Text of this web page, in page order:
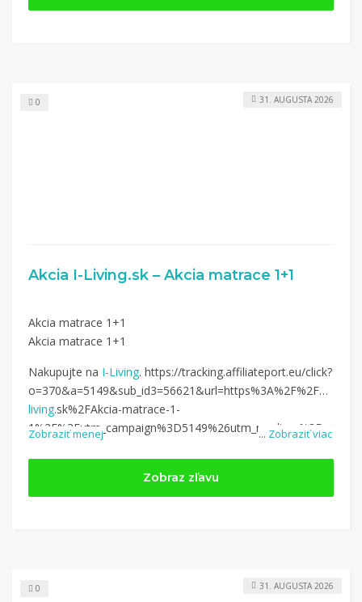
0
Akcia I-Living.sk – Akcia matrace 1+1
... Zobraziť viac
Akcia matrace 1+1
Akcia matrace 1+1
Nakupujte na I-Living. https://tracking.affiliateport.eu/click?
o=370&a=5149&sub_id3=56621&url=https%3A%2F%2Fwww.
living.sk%2FAkcia-matrace-1-
Zobraziť menej
31. AUGUSTA 2026
Zobraz zľavu
0 31. AUGUSTA 2026